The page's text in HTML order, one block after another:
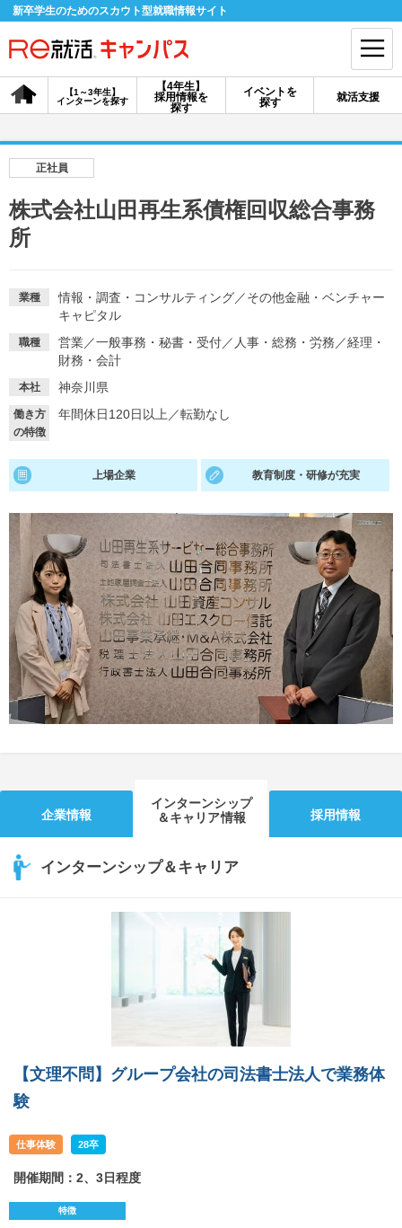
新卒学生のためのスカウト型就職情報サイト
【4年生】
採用情報を
探す
【1～3年生】
インターンを探す
イベントを
探す
就活支援
会員登録 ログイン
就活ノウハウ・サポート
就活ノウハウが満載！ お役立ち記事・相談室など
あなたに合う仕事を診断！ 動画で対策講座をチェック
就活ニュースペーパー
就活時事ニュースを更新
よくある質問
不明点があればこちら
正社員
株式会社山田再生系債権回収総合事務
所
業種 情報・調査・コンサルティング／その他金融・ベンチャー
キャピタル
職種 営業／一般事務・秘書・受付／ 人事・総務・労務 ／経理・
財務・会計
本社 神奈川県
働き方
の特徴
年間休日120日以上 ／転勤なし
上場企業 教育制度・研修が充実
企業情報
インターンシップ
＆キャリア情報
採用情報
インターンシップ＆キャリア
【文理不問】グループ会社の司法書士法人で業務体
験
仕事体験 28卒
開催期間：2、3日程度
特徴